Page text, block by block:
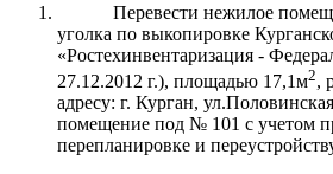
Перевести нежилое
уголка по выкопировке
«Ростехинвентаризация -
27.12.2012 г.), площадью 17,1м2,
адресу: г. Курган,
помещение под № 101 с учетом
перепланировке и